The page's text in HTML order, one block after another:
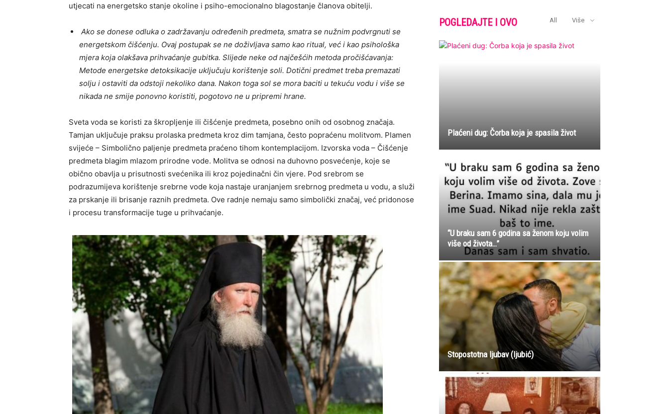
utjecati na energetsko stanje okoline i psiho-emocionalno blagostanje članova obitelji.
Ako se donese odluka o zadržavanju određenih predmeta, smatra se nužnim podvrgnuti se
energetskom čišćenju. Ovaj postupak se ne doživljava samo kao ritual, već i kao psihološka
mjera koja olakšava prihvaćanje gubitka. Slijede neke od najčešćih metoda pročišćavanja:
Metode energetske detoksikacije uključuju korištenje soli. Dotični predmet treba premazati
solju i ostaviti da odstoji nekoliko dana. Nakon toga sol se mora baciti u tekuću vodu i više se
nikada ne smije ponovno koristiti, pogotovo ne u pripremi hrane.
Sveta voda se koristi za škropljenje ili čišćenje predmeta, posebno onih od osobnog značaja.
Tamjan uključuje praksu prolaska predmeta kroz dim tamjana, često popraćenu molitvom. Plamen
svijeće – Simbolično paljenje predmeta praćeno tihom kontemplacijom. Izvorska voda – Čišćenje
predmeta blagim mlazom prirodne vode. Molitva se odnosi na duhovno posvećenje, koje se
obično obavlja u prisutnosti svećenika ili kroz pojedinačni čin vjere. Pod srebrom se
podrazumijeva korištenje srebrne vode koja nastaje uranjanjem srebrnog predmeta u vodu, a služi
za prskanje ili brisanje raznih predmeta. Ove radnje nemaju samo simbolički značaj, već pridonose
i procesu transformacije tuge u prihvaćanje.
POGLEDAJTE I OVO All Više
Plaćeni dug: Čorba koja je spasila život
“U braku sam 6 godina sa ženom koju volim
više od života…”
Stopostotna ljubav (ljubić)